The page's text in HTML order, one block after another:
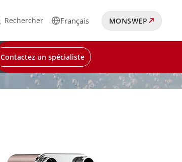
Rechercher Français MONSWEP
Contactez un spécialiste